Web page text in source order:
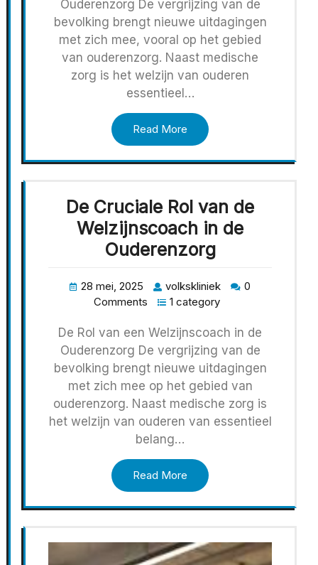
Ouderenzorg De vergrijzing van de
bevolking brengt nieuwe uitdagingen
met zich mee, vooral op het gebied
van ouderenzorg. Naast medische
zorg is het welzijn van ouderen
essentieel…
Read More
De Cruciale Rol van de
Welzijnscoach in de
Ouderenzorg
28 mei, 2025 volkskliniek
0
Comments
1 category
De Rol van een Welzijnscoach in de
Ouderenzorg De vergrijzing van de
bevolking brengt nieuwe uitdagingen
met zich mee op het gebied van
ouderenzorg. Naast medische zorg is
het welzijn van ouderen van essentieel
belang…
Read More